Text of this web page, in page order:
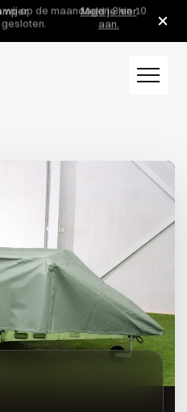
op de maandagen 3 en 10